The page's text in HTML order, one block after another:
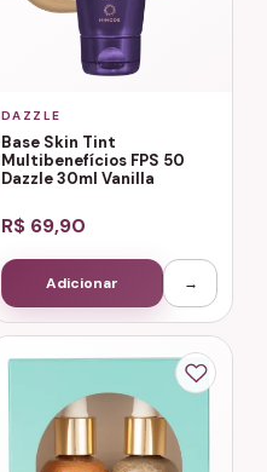
DAZZLE
Base Skin Tint
Multibenefícios FPS 50
Dazzle 30ml Vanilla
R$ 69,90
Adicionar →